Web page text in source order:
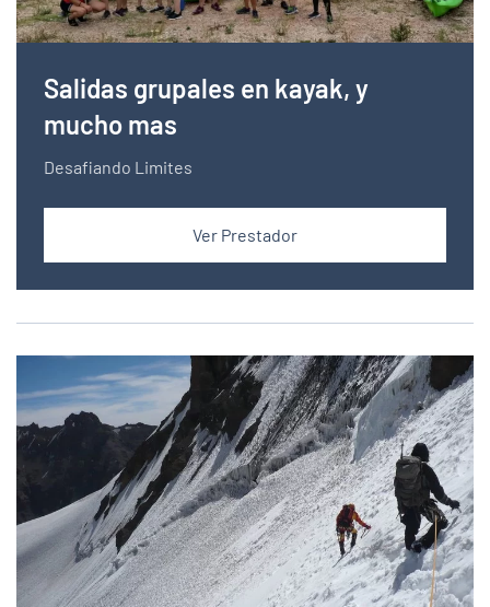
Salidas grupales en kayak, y
mucho mas
Desafiando Limites
Ver Prestador